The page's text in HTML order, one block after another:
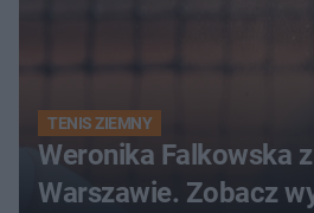
TENIS ZIEMNY
Weronika Falkowska
Warszawie. Zobacz